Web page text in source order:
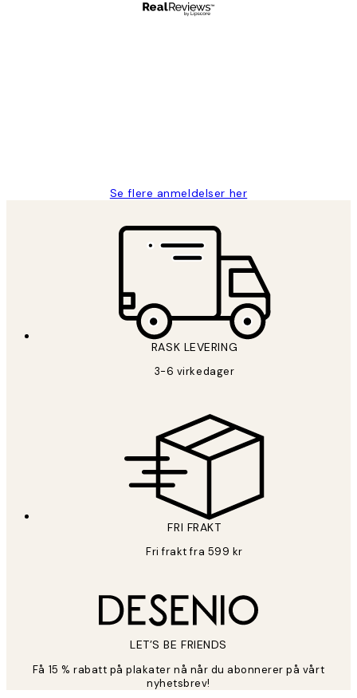
Se flere anmeldelser her
RASK LEVERING
3-6 virkedager
FRI FRAKT
Fri frakt fra 599 kr
LET’S BE FRIENDS
Få 15 % rabatt på plakater nå når du abonnerer på vårt
nyhetsbrev!